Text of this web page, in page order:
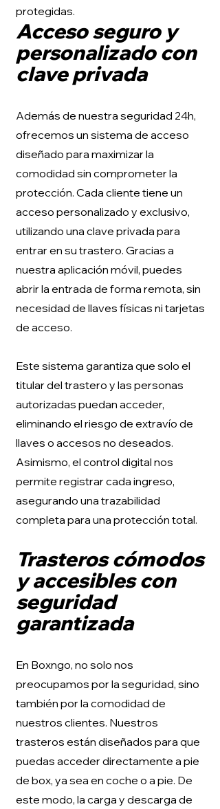
protegidas.
Acceso seguro y
personalizado con
clave privada
Además de nuestra seguridad 24h,
ofrecemos un sistema de acceso
diseñado para maximizar la
comodidad sin comprometer la
protección. Cada cliente tiene un
acceso personalizado y exclusivo,
utilizando una clave privada para
entrar en su trastero. Gracias a
nuestra aplicación móvil, puedes
abrir la entrada de forma remota, sin
necesidad de llaves físicas ni tarjetas
de acceso.
Este sistema garantiza que solo el
titular del trastero y las personas
autorizadas puedan acceder,
eliminando el riesgo de extravío de
llaves o accesos no deseados.
Asimismo, el control digital nos
permite registrar cada ingreso,
asegurando una trazabilidad
completa para una protección total.
Trasteros cómodos
y accesibles con
seguridad
garantizada
En Boxngo, no solo nos
preocupamos por la seguridad, sino
también por la comodidad de
nuestros clientes. Nuestros
trasteros están diseñados para que
puedas acceder directamente a pie
de box, ya sea en coche o a pie. De
este modo, la carga y descarga de